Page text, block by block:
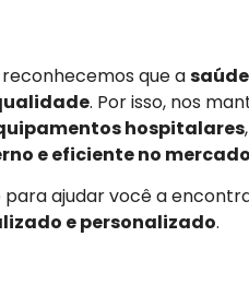
reconhecemos que a
. Por isso, nos
hospitalares
e eficiente no
ajudar você a
e personalizado.